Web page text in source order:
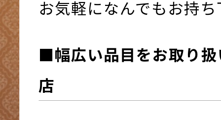
お気軽になんでもお持
■幅広い品目をお取り
店